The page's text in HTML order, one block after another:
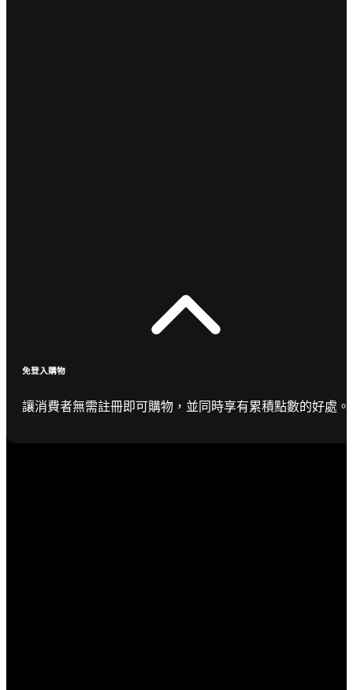
免登入購物
讓消費者無需註冊即可購物，並同時享有累積點數的好處。